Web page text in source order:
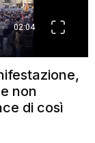
non
di così